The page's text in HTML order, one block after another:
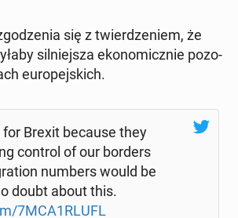
się z twier­dze­niem, że
sil­niej­sza eko­no­micz­nie po­zo­
eu­ro­pej­skich.
Brexit because they
control of our borders
numbers would be
doubt about this.
7MCA1RLUFL